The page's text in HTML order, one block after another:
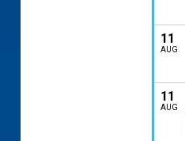
11
AUG
11
AUG